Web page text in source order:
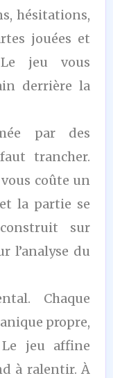
hésitations,
jouées et
jeu vous
derrière la
par des
trancher.
coûte un
la partie se
sur
l’analyse du
Chaque
propre,
jeu affine
à ralentir. À